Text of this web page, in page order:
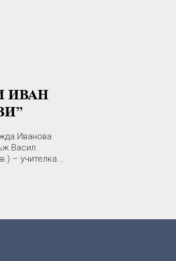
ИВАН
Иванова
Васил
– учителка...